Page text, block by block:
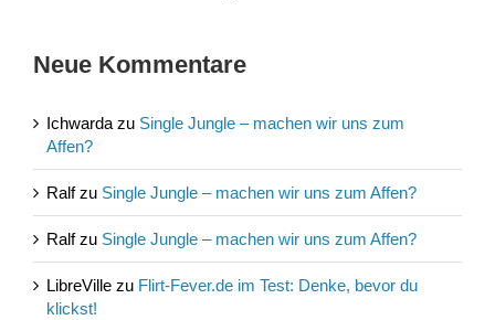
Neue Kommentare
Ichwarda zu Single Jungle – machen wir uns zum
Affen?
Ralfzu Single Jungle – machen wir uns zum Affen?
Ralfzu Single Jungle – machen wir uns zum Affen?
LibreVille zu Flirt-Fever.de im Test: Denke, bevor du
klickst!